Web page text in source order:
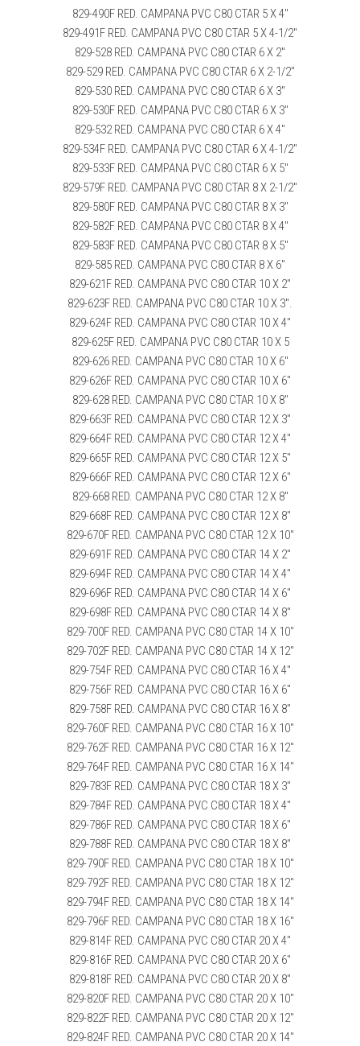
829-490F RED. CAMPANA PVC C80 CTAR 5 X 4″
829-491F RED. CAMPANA PVC C80 CTAR 5 X 4-1/2″
829-528 RED. CAMPANA PVC C80 CTAR 6 X 2″
829-529 RED. CAMPANA PVC C80 CTAR 6 X 2-1/2″
829-530 RED. CAMPANA PVC C80 CTAR 6 X 3″
829-530F RED. CAMPANA PVC C80 CTAR 6 X 3″
829-532 RED. CAMPANA PVC C80 CTAR 6 X 4″
829-534F RED. CAMPANA PVC C80 CTAR 6 X 4-1/2″
829-533F RED. CAMPANA PVC C80 CTAR 6 X 5″
829-579F RED. CAMPANA PVC C80 CTAR 8 X 2-1/2″
829-580F RED. CAMPANA PVC C80 CTAR 8 X 3″
829-582F RED. CAMPANA PVC C80 CTAR 8 X 4″
829-583F RED. CAMPANA PVC C80 CTAR 8 X 5″
829-585 RED. CAMPANA PVC C80 CTAR 8 X 6″
829-621F RED. CAMPANA PVC C80 CTAR 10 X 2″
829-623F RED. CAMPANA PVC C80 CTAR 10 X 3″.
829-624F RED. CAMPANA PVC C80 CTAR 10 X 4″
829-625F RED. CAMPANA PVC C80 CTAR 10 X 5
829-626 RED. CAMPANA PVC C80 CTAR 10 X 6″
829-626F RED. CAMPANA PVC C80 CTAR 10 X 6″
829-628 RED. CAMPANA PVC C80 CTAR 10 X 8″
829-663F RED. CAMPANA PVC C80 CTAR 12 X 3″
829-664F RED. CAMPANA PVC C80 CTAR 12 X 4″
829-665F RED. CAMPANA PVC C80 CTAR 12 X 5″
829-666F RED. CAMPANA PVC C80 CTAR 12 X 6″
829-668 RED. CAMPANA PVC C80 CTAR 12 X 8″
829-668F RED. CAMPANA PVC C80 CTAR 12 X 8″
829-670F RED. CAMPANA PVC C80 CTAR 12 X 10″
829-691F RED. CAMPANA PVC C80 CTAR 14 X 2″
829-694F RED. CAMPANA PVC C80 CTAR 14 X 4″
829-696F RED. CAMPANA PVC C80 CTAR 14 X 6″
829-698F RED. CAMPANA PVC C80 CTAR 14 X 8″
829-700F RED. CAMPANA PVC C80 CTAR 14 X 10″
829-702F RED. CAMPANA PVC C80 CTAR 14 X 12″
829-754F RED. CAMPANA PVC C80 CTAR 16 X 4″
829-756F RED. CAMPANA PVC C80 CTAR 16 X 6″
829-758F RED. CAMPANA PVC C80 CTAR 16 X 8″
829-760F RED. CAMPANA PVC C80 CTAR 16 X 10″
829-762F RED. CAMPANA PVC C80 CTAR 16 X 12″
829-764F RED. CAMPANA PVC C80 CTAR 16 X 14″
829-783F RED. CAMPANA PVC C80 CTAR 18 X 3″
829-784F RED. CAMPANA PVC C80 CTAR 18 X 4″
829-786F RED. CAMPANA PVC C80 CTAR 18 X 6″
829-788F RED. CAMPANA PVC C80 CTAR 18 X 8″
829-790F RED. CAMPANA PVC C80 CTAR 18 X 10″
829-792F RED. CAMPANA PVC C80 CTAR 18 X 12″
829-794F RED. CAMPANA PVC C80 CTAR 18 X 14″
829-796F RED. CAMPANA PVC C80 CTAR 18 X 16″
829-814F RED. CAMPANA PVC C80 CTAR 20 X 4″
829-816F RED. CAMPANA PVC C80 CTAR 20 X 6″
829-818F RED. CAMPANA PVC C80 CTAR 20 X 8″
829-820F RED. CAMPANA PVC C80 CTAR 20 X 10″
829-822F RED. CAMPANA PVC C80 CTAR 20 X 12″
829-824F RED. CAMPANA PVC C80 CTAR 20 X 14″